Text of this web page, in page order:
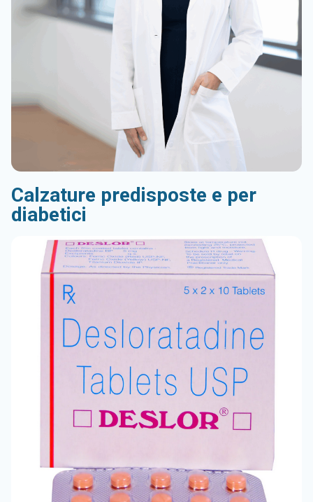
Calzature predisposte e per
diabetici